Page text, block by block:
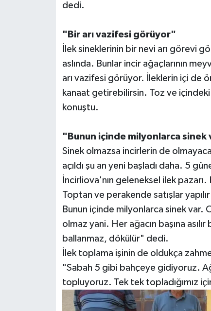
dedi.
"Bir arı vazifesi görüyor"
İlek sineklerinin bir nevi arı görevi
aslında. Bunlar incir ağaçlarının
arı vazifesi görüyor. İleklerin içi de
kanaat getirebilirsin. Toz ve
konuştu.
"Bunun içinde milyonlarca sinek
Sinek olmazsa incirlerin de
açıldı şu an yeni başladı daha. 5
İncirliova'nın geleneksel ilek
Toptan ve perakende satışlar
Bunun içinde milyonlarca sinek
olmaz yani. Her ağacın başına
ballanmaz, dökülür" dedi.
İlek toplama işinin de oldukça
"Sabah 5 gibi bahçeye gidiyoruz.
topluyoruz. Tek tek topladığımız